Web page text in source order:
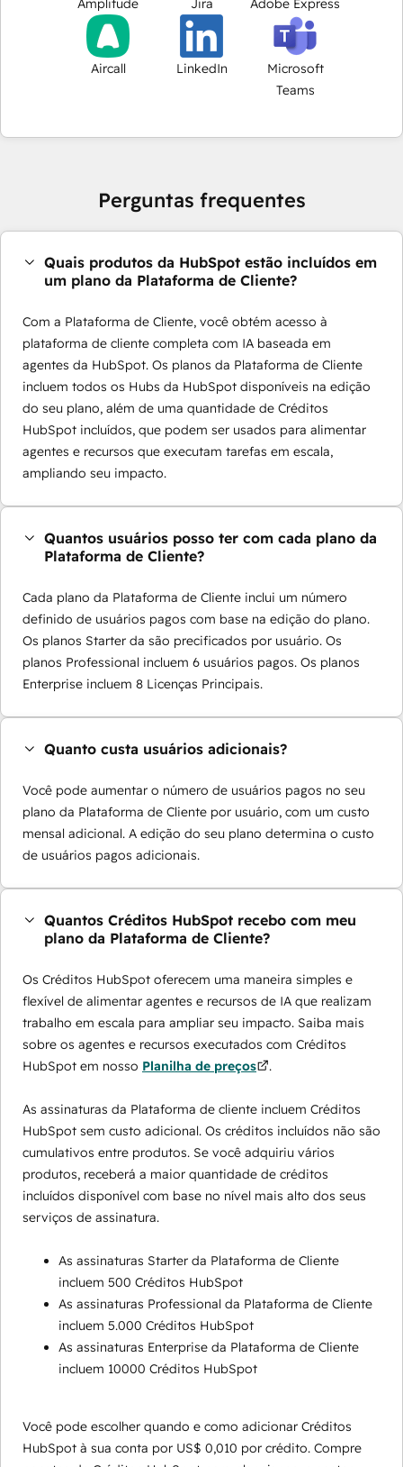
Amplitude Jira Adobe Express
Aircall LinkedIn
Microsoft
Teams
Perguntas frequentes
Quais produtos da HubSpot estão incluídos em
um plano da Plataforma de Cliente?
Com a Plataforma de Cliente, você obtém acesso à
plataforma de cliente completa com IA baseada em
agentes da HubSpot. Os planos da Plataforma de Cliente
incluem todos os Hubs da HubSpot disponíveis na edição
do seu plano, além de uma quantidade de Créditos
HubSpot incluídos, que podem ser usados para alimentar
agentes e recursos que executam tarefas em escala,
ampliando seu impacto.
Quantos usuários posso ter com cada plano da
Plataforma de Cliente?
Cada plano da Plataforma de Cliente inclui um número
definido de usuários pagos com base na edição do plano.
Os planos Starter da são precificados por usuário. Os
planos Professional incluem 6 usuários pagos. Os planos
Enterprise incluem 8 Licenças Principais.
Quanto custa usuários adicionais?
Você pode aumentar o número de usuários pagos no seu
plano da Plataforma de Cliente por usuário, com um custo
mensal adicional. A edição do seu plano determina o custo
de usuários pagos adicionais.
Quantos Créditos HubSpot recebo com meu
plano da Plataforma de Cliente?
Os Créditos HubSpot oferecem uma maneira simples e
flexível de alimentar agentes e recursos de IA que realizam
trabalho em escala para ampliar seu impacto. Saiba mais
sobre os agentes e recursos executados com Créditos
HubSpot em nosso Planilha de preços .
As assinaturas da Plataforma de cliente incluem Créditos
HubSpot sem custo adicional. Os créditos incluídos não são
cumulativos entre produtos. Se você adquiriu vários
produtos, receberá a maior quantidade de créditos
incluídos disponível com base no nível mais alto dos seus
serviços de assinatura.
As assinaturas Starter da Plataforma de Cliente
incluem 500 Créditos HubSpot
As assinaturas Professional da Plataforma de Cliente
incluem 5.000 Créditos HubSpot
As assinaturas Enterprise da Plataforma de Cliente
incluem 10000 Créditos HubSpot
Você pode escolher quando e como adicionar Créditos
HubSpot à sua conta por US$ 0,010 por crédito. Compre